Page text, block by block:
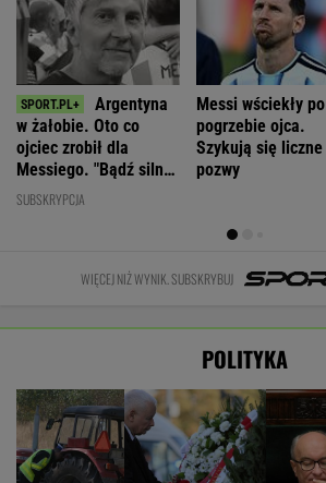
Argentyna
w żałobie. Oto co
ojciec zrobił dla
Messiego. "Bądź silny,
Leo"
SUBSKRYPCJA
Messi wściekły po
pogrzebie ojca.
Szykują się liczne
pozwy
WIĘCEJ NIŻ WYNIK. SUBSKRYBUJ
POLITYKA